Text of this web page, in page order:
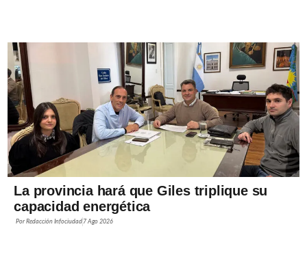
La provincia hará que Giles triplique su
capacidad energética
PorRedacción Infociudad 7 Ago 2026